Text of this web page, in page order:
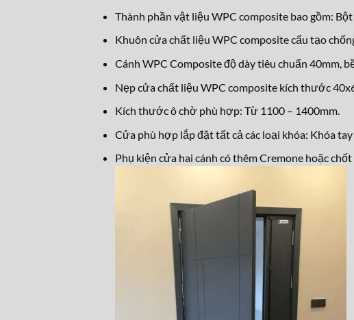
Thành phần vật liệu WPC composite bao gồm:
Khuôn cửa chất liệu WPC composite cấu tạo
Cánh WPC Composite độ dày tiêu chuẩn 40mm,
Nẹp cửa chất liệu WPC composite kích thước
Kích thước ô chờ phù hợp: Từ 1100 – 1400mm.
Cửa phù hợp lắp đặt tất cả các loại khóa: Khóa
Phụ kiện cửa hai cánh có thêm Cremone hoặc chốt